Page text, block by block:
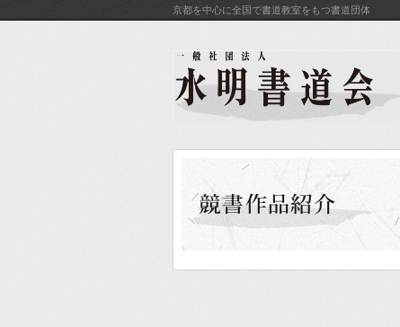
京都を中心に全国で書道教室をもつ書道団体